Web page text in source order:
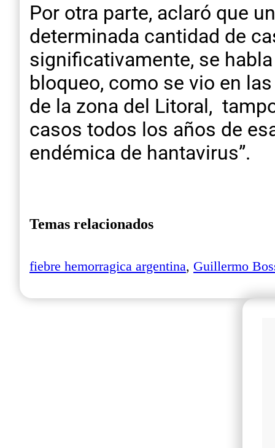
Por otra parte, aclaró que
determinada cantidad de
significativamente, se
bloqueo, como se vio en
de la zona del Litoral,
casos todos los años de
endémica de hantavirus”.
Temas relacionados
fiebre hemorragica argentina, Guillermo